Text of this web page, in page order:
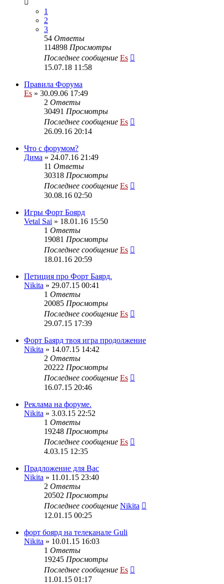
1
2
3
54 Ответы
114898 Просмотры
Последнее сообщение Es
15.07.18 11:58
Правила Форума
Es » 30.09.06 17:49
2 Ответы
30491 Просмотры
Последнее сообщение Es
26.09.16 20:14
Что с форумом?
Дима » 24.07.16 21:49
11 Ответы
30318 Просмотры
Последнее сообщение Es
30.08.16 02:50
Игры Форт Боярд
Vetal Sai » 18.01.16 15:50
1 Ответы
19081 Просмотры
Последнее сообщение Es
18.01.16 20:59
Петиция про Форт Баярд.
Nikita » 29.07.15 00:41
1 Ответы
20085 Просмотры
Последнее сообщение Es
29.07.15 17:39
Форт Баярд твоя игра продолжение
Nikita » 14.07.15 14:42
2 Ответы
20222 Просмотры
Последнее сообщение Es
16.07.15 20:46
Реклама на форуме.
Nikita » 3.03.15 22:52
1 Ответы
19248 Просмотры
Последнее сообщение Es
4.03.15 12:35
Прадложение для Вас
Nikita » 11.01.15 23:40
2 Ответы
20502 Просмотры
Последнее сообщение Nikita
12.01.15 00:25
форт боярд на телеканале Guli
Nikita » 10.01.15 16:03
1 Ответы
19245 Просмотры
Последнее сообщение Es
11.01.15 01:17